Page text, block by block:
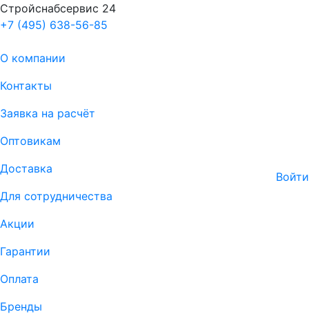
Стройснабсервис 24
+7 (495) 638-56-85
О компании
Контакты
Заявка на расчёт
Оптовикам
Доставка
Для сотрудничества
Акции
Гарантии
Оплата
Бренды
Войти